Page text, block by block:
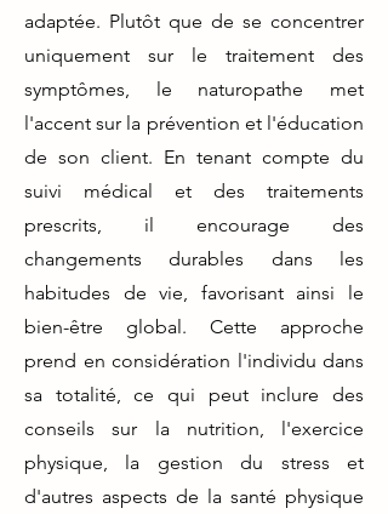
adaptée. Plutôt que de se concentrer
uniquement sur le traitement des
symptômes, le naturopathe met
l'accent sur la prévention et l'éducation
de son client. En tenant compte du
suivi médical et des traitements
prescrits, il encourage des
changements durables dans les
habitudes de vie, favorisant ainsi le
bien-être global. Cette approche
prend en considération l'individu dans
sa totalité, ce qui peut inclure des
conseils sur la nutrition, l'exercice
physique, la gestion du stress et
d'autres aspects de la santé physique